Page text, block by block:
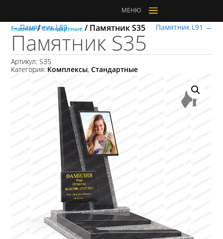
МЕНЮ a
Главная/Стандартные/ Памятник S35
←Памятник L89 Памятник L91 →
Памятник S35
Артикул: S35
Категория: Комплексы, Стандартные